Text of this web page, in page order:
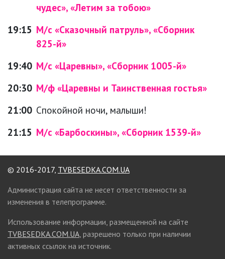
чудес», «Летим за тобою»
19:15 М/с «Сказочный патруль», «Сборник
825-й»
19:40 М/с «Царевны», «Сборник 1005-й»
20:30 М/ф «Царевны и Таинственная гостья»
21:00 Спокойной ночи, малыши!
21:15 М/с «Барбоскины», «Сборник 1539-й»
© 2016-2017, TVBESEDKA.COM.UA
Администрация сайта не несет ответственности за
изменения в телепрограмме.
Использование информации, размещенной на сайте
TVBESEDKA.COM.UA, разрешено только при наличии
активных ссылок на источник.